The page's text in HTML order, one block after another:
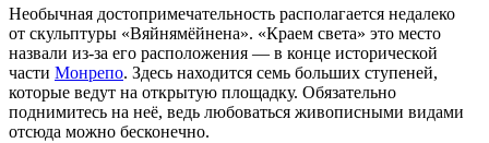
Необычная до­сто­при­ме­ча­тель­но­сть располагается недалеко
от скульптуры «Вяйнямёйнена». «Краем света» это место
назвали из‑за его расположения — в конце исторической
части Монрепо. Здесь находится семь больших ступеней,
которые ведут на открытую площадку. Обязательно
поднимитесь на неё, ведь любоваться живописными видами
отсюда можно бесконечно.